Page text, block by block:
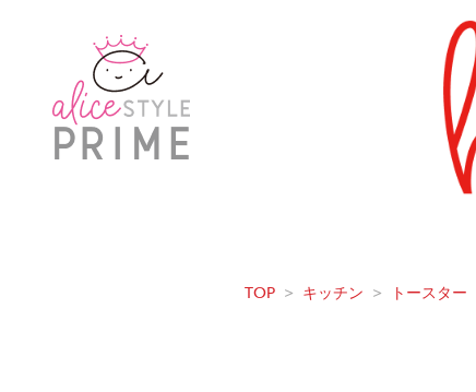
TOP > キッチン > トースター